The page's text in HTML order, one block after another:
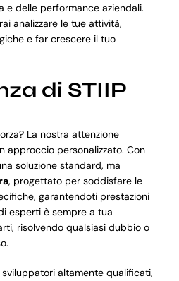
e delle performance aziendali.
analizzare le tue attività,
e far crescere il tuo
di STIIP
La nostra attenzione
approccio personalizzato. Con
soluzione standard, ma
, progettato per soddisfare le
garantendoti prestazioni
esperti è sempre a tua
risolvendo qualsiasi dubbio o
altamente qualificati,